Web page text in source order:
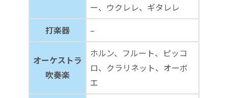
ー、ウクレレ、ギタレレ
打楽器
–
オーケストラ
吹奏楽
ホルン、フルート、ピッコ
ロ、クラリネット、オーボ
エ